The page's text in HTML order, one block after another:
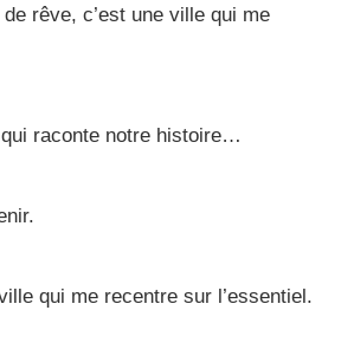
rêve, c’est une ville qui me
raconte notre histoire…
qui me recentre sur l’essentiel.